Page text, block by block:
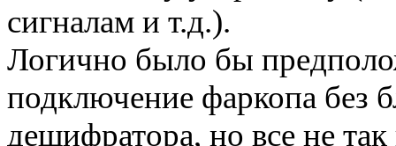
сигналам и т.д.).
Логично было бы
подключение фаркопа без
дешифратора, но все не